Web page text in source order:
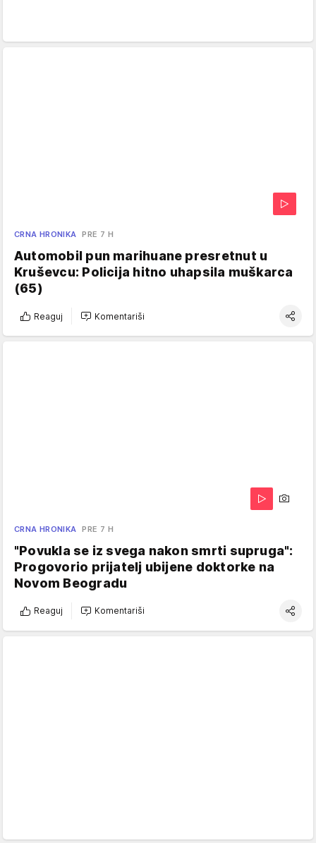
CRNA HRONIKA PRE 7 H
Automobil pun marihuane presretnut u
Kruševcu: Policija hitno uhapsila muškarca
(65)
Reaguj Komentariši
CRNA HRONIKA PRE 7 H
"Povukla se iz svega nakon smrti supruga":
Progovorio prijatelj ubijene doktorke na
Novom Beogradu
Reaguj Komentariši